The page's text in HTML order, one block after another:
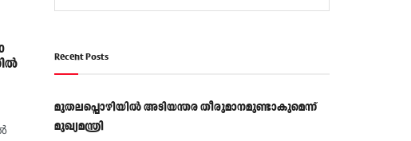
Recent Posts
മുതലപ്പൊഴിയിൽ അടിയന്തര തീരുമാനമുണ്ടാകുമെന്ന്
മുഖ്യമന്ത്രി